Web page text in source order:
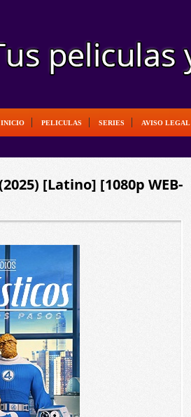
INICIO PELICULAS SERIES AVISO LEGAL
[Latino] [1080p WEB-